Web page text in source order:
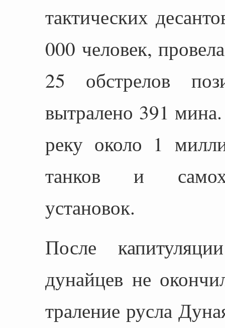
тактических
000 человек,
25 обстрелов
вытралено 391
реку около 1
танков и
установок.
После
дунайцев не
траление русла